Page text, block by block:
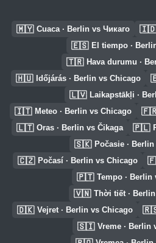
🇲🇾 Cuaca · Berlin vs Чикаго 🇮🇩
🇪🇸 El tiempo ·
🇹🇷 Hava durumu ·
🇭🇺 Időjárás · Berlin vs Chicago
🇱🇻 Laikapstākļi ·
🇮🇹 Meteo · Berlin vs Chicago
🇱🇹 Oras · Berlin vs Čikaga 🇵🇱
🇸🇰 Počasie ·
🇨🇿 Počasí · Berlin vs Chicago
🇵🇹 Tempo · Berlin
🇻🇳 Thời tiết ·
🇩🇰 Vejret · Berlin vs Chicago
🇸🇮 Vreme · Berlin